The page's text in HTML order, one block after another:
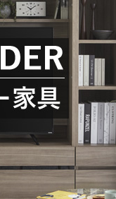
ジ台
ジ台
Pittaly】耐震上置きラッ
Idea】デスク
PORTIER】&【LASCO
Wickei】チェスト
Carina】アコーディオン
もっと見る
ファー
ワゴン
山崎実業）
自分空間
型デスク
】